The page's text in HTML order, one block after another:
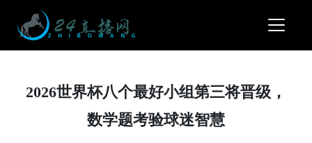
2026世界杯八个最好小组第三将晋级，
数学题考验球迷智慧